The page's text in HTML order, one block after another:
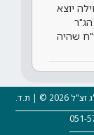
יוצא
שהיה
אור הסולם: מרכז מורשת בעל הסולם, הרב יהודה ליב אשלג זצ"ל 2026 © | ת.ד.